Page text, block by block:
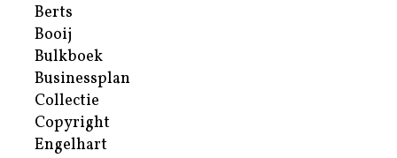
Berts
Booij
Bulkboek
Businessplan
Collectie
Copyright
Engelhart